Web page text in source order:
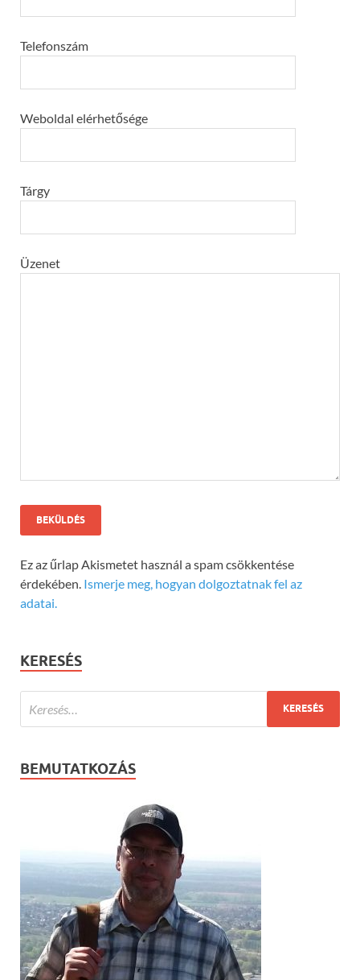
Telefonszám
Weboldal elérhetősége
Tárgy
Üzenet
Ez az űrlap Akismetet használ a spam csökkentése
érdekében. Ismerje meg, hogyan dolgoztatnak fel az
adatai.
KERESÉS
BEMUTATKOZÁS